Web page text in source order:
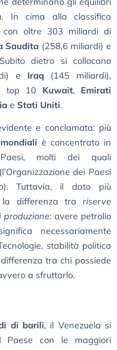
In cima alla classifica
con oltre 303 miliardi di
Saudita (258,6 miliardi) e
dietro si collocano
e Iraq (145 miliardi),
top 10 Kuwait, Emirati
e Stati Uniti.
e conclamata: più
è concentrato in
molti dei quali
dei Paesi
Tuttavia, il dato più
la differenza tra riserve
: avere petrolio
necessariamente
stabilità politica
tra chi possiede
a sfruttarlo.
di barili, il Venezuela si
con le maggiori